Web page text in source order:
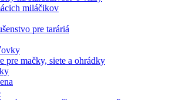
miláčikov
pre taráriá
pre mačky, siete a ohrádky